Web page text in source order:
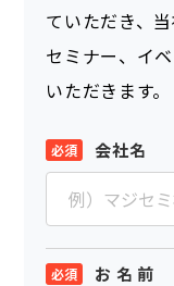
ていただき、
セミナー、イ
いただきます。
会社名
お 名 前